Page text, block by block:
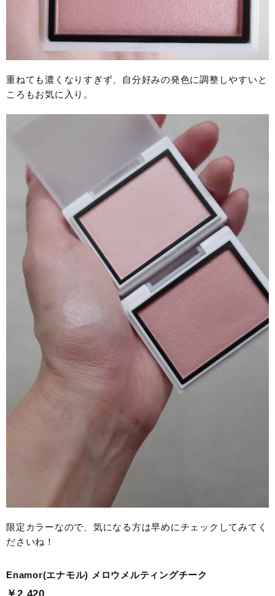
重ねても濃くなりすぎず、自分好みの発色に調整しやすいと
ころもお気に入り。
限定カラーなので、気になる方は早めにチェックしてみてく
ださいね！
Enamor(エナモル) メロウメルティングチーク